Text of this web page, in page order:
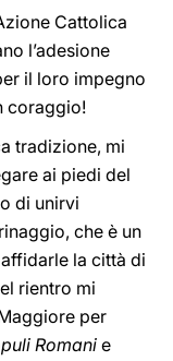
Cattolica
l’adesione
il loro impegno
coraggio!
tradizione, mi
ai piedi del
di unirvi
che è un
la città di
rientro mi
per
Romanie